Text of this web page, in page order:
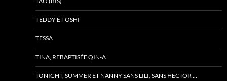
TEDDY ET OSHI
TESSA
TINA, REBAPTISÉE QIN-A
TONIGHT, SUMMER ET NANNY SANS LILI, SANS HECTOR …